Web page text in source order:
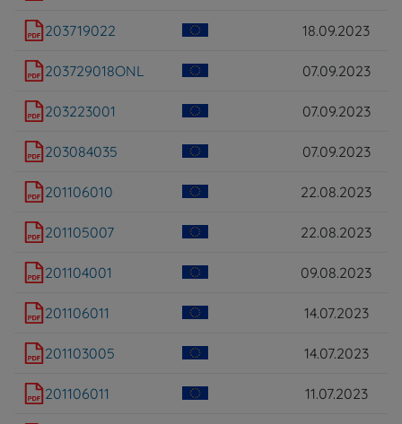
203719022 18.09.2023
203729018ONL 07.09.2023
203223001 07.09.2023
203084035 07.09.2023
201106010 22.08.2023
201105007 22.08.2023
201104001 09.08.2023
201106011 14.07.2023
201103005 14.07.2023
201106011 11.07.2023